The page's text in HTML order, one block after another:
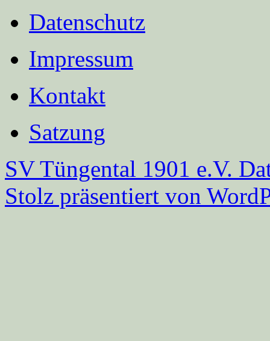
Datenschutz
Impressum
Kontakt
Satzung
SV Tüngental 1901 e.V.
Stolz präsentiert von